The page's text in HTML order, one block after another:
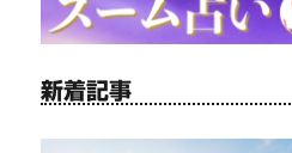
新着記事